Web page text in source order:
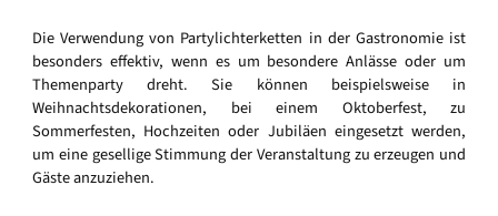
Die Verwendung von Partylichterketten in der Gastronomie ist
besonders effektiv, wenn es um besondere Anlässe oder um
Themenparty dreht. Sie können beispielsweise in
Weihnachtsdekorationen, bei einem Oktoberfest, zu
Sommerfesten, Hochzeiten oder Jubiläen eingesetzt werden,
um eine gesellige Stimmung der Veranstaltung zu erzeugen und
Gäste anzuziehen.